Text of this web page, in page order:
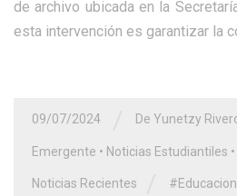
de archivo ubicada en la
esta intervención es garantizar la
09/07/2024 De Yunetzy
Emergente • Noticias Estudiantiles •
Noticias Recientes